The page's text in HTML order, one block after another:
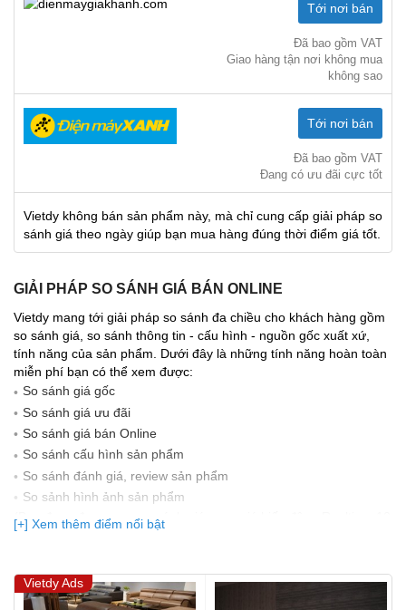
Tới nơi bán
Đã bao gồm VAT
Giao hàng tận nơi không mua
không sao
Tới nơi bán
Đã bao gồm VAT
Đang có ưu đãi cực tốt
Vietdy không bán sản phẩm này, mà chỉ cung cấp giải pháp so
sánh giá theo ngày giúp bạn mua hàng đúng thời điểm giá tốt.
GIẢI PHÁP SO SÁNH GIÁ BÁN ONLINE
Vietdy mang tới giải pháp so sánh đa chiều cho khách hàng gồm
so sánh giá, so sánh thông tin - cấu hình - nguồn gốc xuất xứ,
tính năng của sản phẩm. Dưới đây là những tính năng hoàn toàn
miễn phí bạn có thể xem được:
So sánh giá gốc
So sánh giá ưu đãi
So sánh giá bán Online
So sánh cấu hình sản phẩm
So sánh đánh giá, review sản phẩm
So sảnh hình ảnh sản phẩm
(Bạn đang được xem so sánh giá, xem giá biến động Realtime 10
lần cập nhật gần nhất)
[+] Xem thêm điểm nổi bật
Vietdy Ads